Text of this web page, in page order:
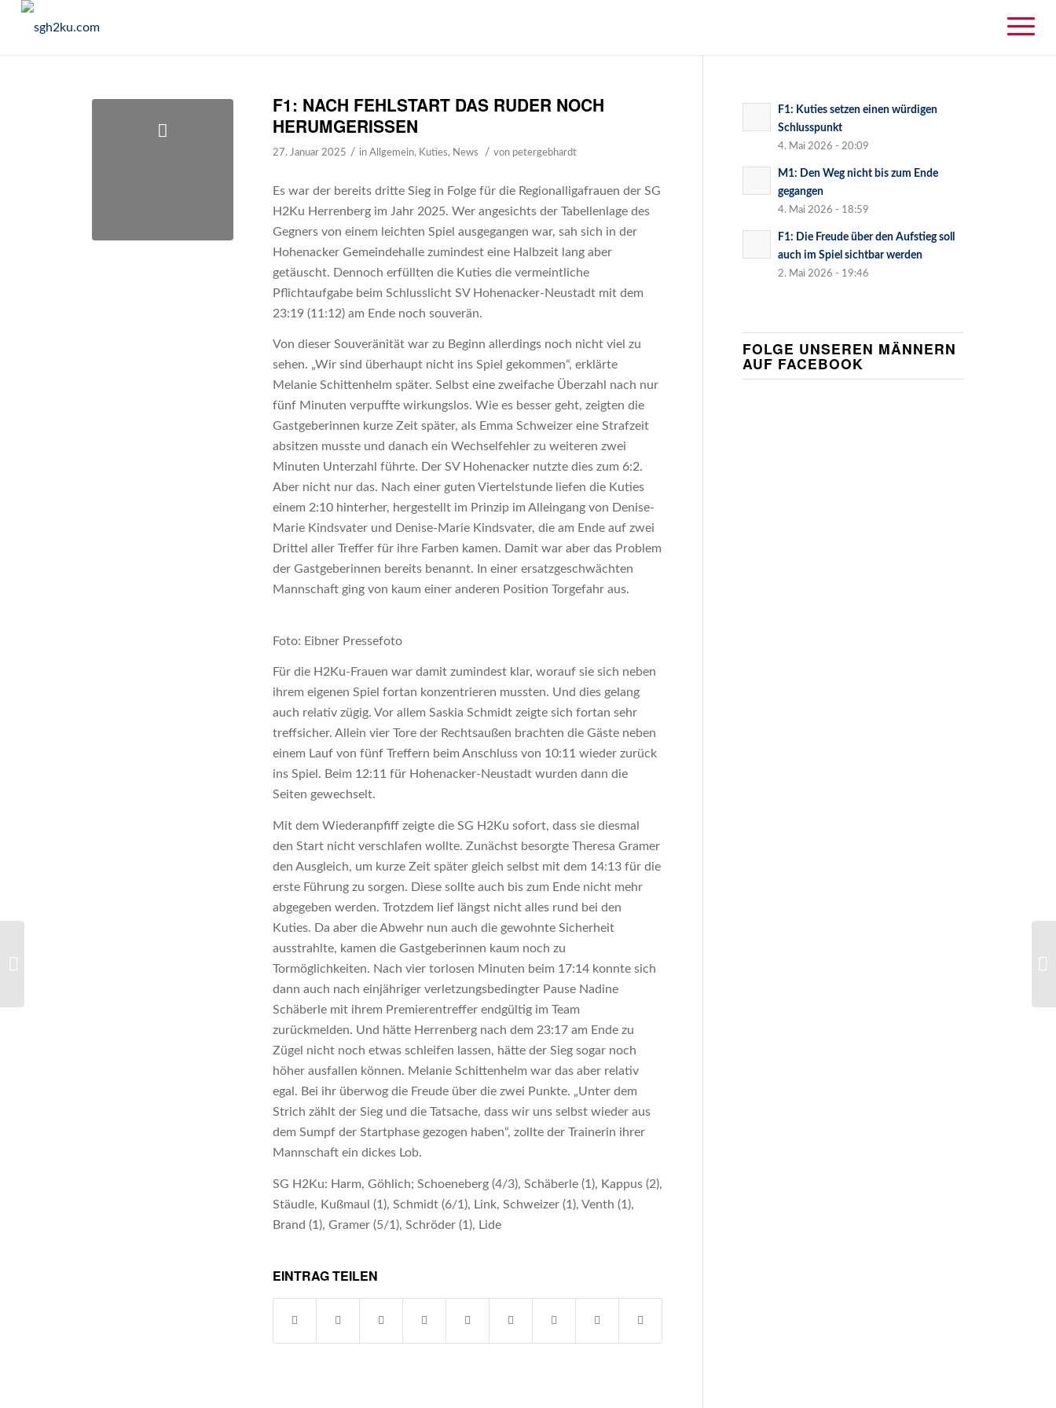
F1: NACH FEHLSTART DAS RUDER NOCH
HERUMGERISSEN
27. Januar 2025 / inAllgemein, Kuties, News / von petergebhardt
Es war der bereits dritte Sieg in Folge für die Regionalligafrauen der SG
H2Ku Herrenberg im Jahr 2025. Wer angesichts der Tabellenlage des
Gegners von einem leichten Spiel ausgegangen war, sah sich in der
Hohenacker Gemeindehalle zumindest eine Halbzeit lang aber
getäuscht. Dennoch erfüllten die Kuties die vermeintliche
Pflichtaufgabe beim Schlusslicht SV Hohenacker-Neustadt mit dem
23:19 (11:12) am Ende noch souverän.
Von dieser Souveränität war zu Beginn allerdings noch nicht viel zu
sehen. „Wir sind überhaupt nicht ins Spiel gekommen“, erklärte
Melanie Schittenhelm später. Selbst eine zweifache Überzahl nach nur
fünf Minuten verpuffte wirkungslos. Wie es besser geht, zeigten die
Gastgeberinnen kurze Zeit später, als Emma Schweizer eine Strafzeit
absitzen musste und danach ein Wechselfehler zu weiteren zwei
Minuten Unterzahl führte. Der SV Hohenacker nutzte dies zum 6:2.
Aber nicht nur das. Nach einer guten Viertelstunde liefen die Kuties
einem 2:10 hinterher, hergestellt im Prinzip im Alleingang von Denise-
Marie Kindsvater und Denise-Marie Kindsvater, die am Ende auf zwei
Drittel aller Treffer für ihre Farben kamen. Damit war aber das Problem
der Gastgeberinnen bereits benannt. In einer ersatzgeschwächten
Mannschaft ging von kaum einer anderen Position Torgefahr aus.
Foto: Eibner Pressefoto
Für die H2Ku-Frauen war damit zumindest klar, worauf sie sich neben
ihrem eigenen Spiel fortan konzentrieren mussten. Und dies gelang
auch relativ zügig. Vor allem Saskia Schmidt zeigte sich fortan sehr
treffsicher. Allein vier Tore der Rechtsaußen brachten die Gäste neben
einem Lauf von fünf Treffern beim Anschluss von 10:11 wieder zurück
ins Spiel. Beim 12:11 für Hohenacker-Neustadt wurden dann die
Seiten gewechselt.
Mit dem Wiederanpfiff zeigte die SG H2Ku sofort, dass sie diesmal
den Start nicht verschlafen wollte. Zunächst besorgte Theresa Gramer
den Ausgleich, um kurze Zeit später gleich selbst mit dem 14:13 für die
erste Führung zu sorgen. Diese sollte auch bis zum Ende nicht mehr
abgegeben werden. Trotzdem lief längst nicht alles rund bei den
Kuties. Da aber die Abwehr nun auch die gewohnte Sicherheit
ausstrahlte, kamen die Gastgeberinnen kaum noch zu
Tormöglichkeiten. Nach vier torlosen Minuten beim 17:14 konnte sich
dann auch nach einjähriger verletzungsbedingter Pause Nadine
Schäberle mit ihrem Premierentreffer endgültig im Team
zurückmelden. Und hätte Herrenberg nach dem 23:17 am Ende zu
Zügel nicht noch etwas schleifen lassen, hätte der Sieg sogar noch
höher ausfallen können. Melanie Schittenhelm war das aber relativ
egal. Bei ihr überwog die Freude über die zwei Punkte. „Unter dem
Strich zählt der Sieg und die Tatsache, dass wir uns selbst wieder aus
dem Sumpf der Startphase gezogen haben“, zollte der Trainerin ihrer
Mannschaft ein dickes Lob.
SG H2Ku: Harm, Göhlich; Schoeneberg (4/3), Schäberle (1), Kappus (2),
Stäudle, Kußmaul (1), Schmidt (6/1), Link, Schweizer (1), Venth (1),
Brand (1), Gramer (5/1), Schröder (1), Lide
EINTRAG TEILEN
F1: Kuties setzen einen würdigen
Schlusspunkt
4. Mai 2026 - 20:09
M1: Den Weg nicht bis zum Ende
gegangen
4. Mai 2026 - 18:59
F1: Die Freude über den Aufstieg soll
auch im Spiel sichtbar werden
2. Mai 2026 - 19:46
FOLGE UNSEREN MÄNNERN
AUF FACEBOOK